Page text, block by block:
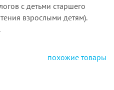
с детьми старшего
взрослыми детям).
похожие товары